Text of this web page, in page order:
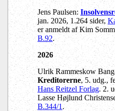
Jens Paulsen:
jan. 2026, 1.264 sider,
er anmeldt af Kim
B.92.
2026
Ulrik Rammeskow
Kreditorerne, 5. udg.,
Hans Reitzel Forlag. 2.
Lasse Højlund
B.344/1.